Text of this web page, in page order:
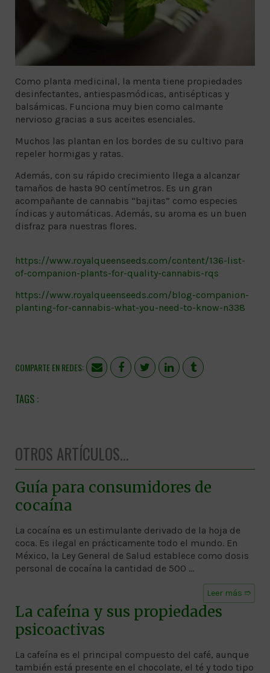
Como planta medicinal, la menta tiene propiedades
desinfectantes, antiespasmódicas, antisépticas y
balsámicas. Funciona muy bien como calmante
nervioso gracias a sus aceites esenciales.
Muchos las plantan en los bordes de su cultivo para
repeler hormigas y ratas.
Además, con su rápido crecimiento llega a alcanzar
tamaños de hasta 90 centímetros. Es un gran
acompañante de cannabis “bajitas” como especies
índicas y automáticas. Además, su aroma es un buen
disfraz para nuestras flores.
https://www.royalqueenseeds.com/content/136-list-
of-companion-plants-for-quality-cannabis-rqs
https://www.royalqueenseeds.com/blog-companion-
planting-for-cannabis-what-you-need-to-know-n338
COMPARTE EN REDES:
OTROS ARTÍCULOS...
Guía para consumidores de
cocaína
La cocaína es un estimulante derivado de la hoja de
coca. Es ilegal en prácticamente todo el mundo. En
México, la Ley General de Salud establece como dosis
personal de cocaína la cantidad de 500 …
Leer más ➱
La cafeína y sus propiedades
psicoactivas
La cafeína es el principal compuesto del café, aunque
también está presente en el chocolate, el té y todo tipo